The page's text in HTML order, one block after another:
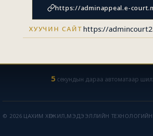
https://adminappeal.e-
ХУУЧИН САЙТ https://
5 секундын дараа автоматаар
© 2026 ЦАХИМ ХӨГЖИЛ,МЭДЭЭЛЛИЙН